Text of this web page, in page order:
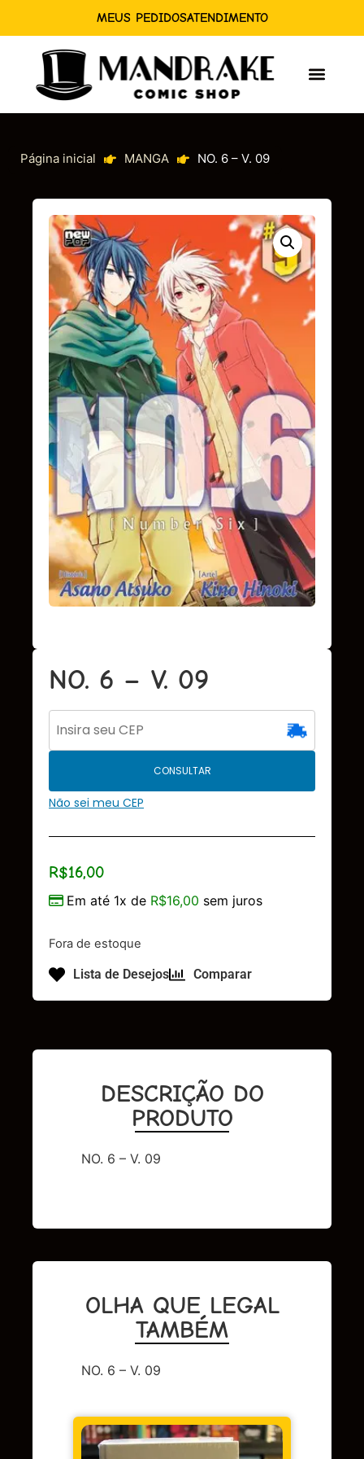
MEUS PEDIDOSATENDIMENTO
Página inicial MANGA NO. 6 – V. 09
NO. 6 – V. 09
CONSULTAR
Não sei meu CEP
R$16,00
Em até 1x de R$16,00 sem juros
Fora de estoque
Lista de Desejos Comparar
DESCRIÇÃO DO
PRODUTO
NO. 6 – V. 09
OLHA QUE LEGAL
TAMBÉM
NO. 6 – V. 09